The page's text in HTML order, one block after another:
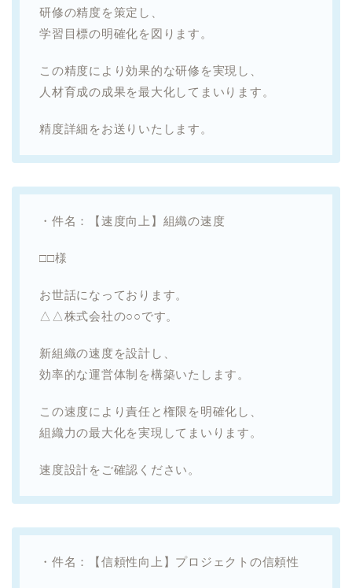
研修の精度を策定し、
学習目標の明確化を図ります。
この精度により効果的な研修を実現し、
人材育成の成果を最大化してまいります。
精度詳細をお送りいたします。
・件名：【速度向上】組織の速度
□□様
お世話になっております。
△△株式会社の○○です。
新組織の速度を設計し、
効率的な運営体制を構築いたします。
この速度により責任と権限を明確化し、
組織力の最大化を実現してまいります。
速度設計をご確認ください。
・件名：【信頼性向上】プロジェクトの信頼性